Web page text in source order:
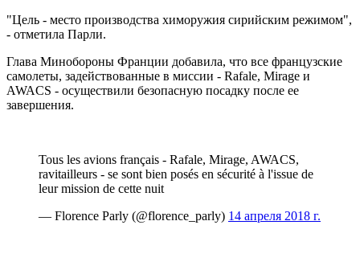
"Цель - место производства химоружия сирийским режимом",
- отметила Парли.
Глава Минобороны Франции добавила, что все французские
самолеты, задействованные в миссии - Rafale, Mirage и
AWACS - осуществили безопасную посадку после ее
завершения.
Tous les avions français - Rafale, Mirage, AWACS,
ravitailleurs - se sont bien posés en sécurité à l'issue de
leur mission de cette nuit
— Florence Parly (@florence_parly) 14 апреля 2018 г.